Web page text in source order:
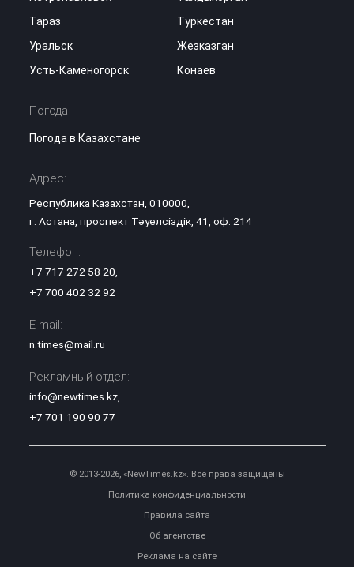
Тараз
Туркестан
Уральск
Жезказган
Усть-Каменогорск
Конаев
Погода
Погода в Казахстане
Адрес:
Республика Казахстан, 010000,
г. Астана, проспект Тәуелсіздік, 41, оф. 214
Телефон:
+7 717 272 58 20
+7 700 402 32 92
E-mail:
n.times@mail.ru
Рекламный отдел:
info@newtimes.kz,
+7 701 190 90 77
© 2013-2026, «NewTimes.kz». Все права защищены
Политика конфиденциальности
Правила сайта
Об агентстве
Реклама на сайте